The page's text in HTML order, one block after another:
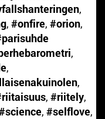
,
, #onfire, #orion,
,
,
,
, #riitely,
, #selflove,